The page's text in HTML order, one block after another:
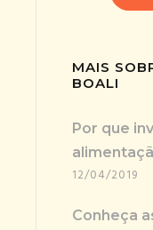
MAIS
BOALI
Por que
12/04/2019
Conheça